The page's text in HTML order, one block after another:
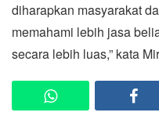
diharapkan masyarakat
memahami lebih jasa
secara lebih luas,” kata